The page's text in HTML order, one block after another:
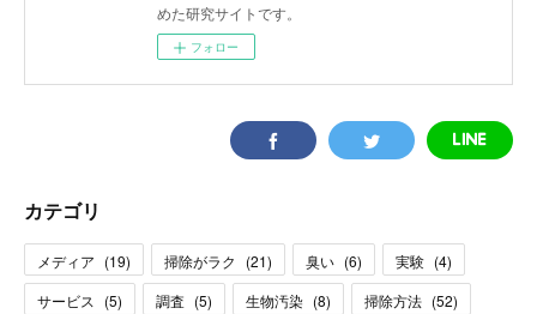
めた研究サイトです。
フォロー
カテゴリ
メディア (19) 掃除がラク (21) 臭い (6) 実験 (4)
サービス
(5) 調査 (5) 生物汚染 (8) 掃除方法 (52)